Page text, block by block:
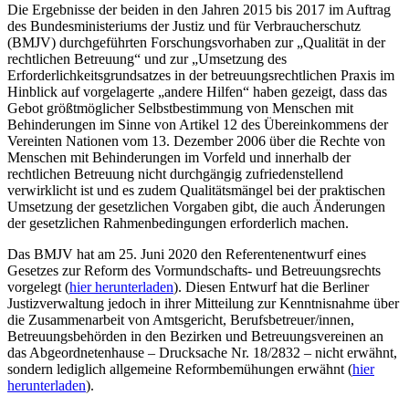
Die Ergebnisse der beiden in den Jahren 2015 bis 2017 im Auftrag
des Bundesministeriums der Justiz und für Verbraucherschutz
(BMJV) durchgeführten Forschungsvorhaben zur „Qualität in der
rechtlichen Betreuung“ und zur „Umsetzung des
Erforderlichkeitsgrundsatzes in der betreuungsrechtlichen Praxis im
Hinblick auf vorgelagerte „andere Hilfen“ haben gezeigt, dass das
Gebot größtmöglicher Selbstbestimmung von Menschen mit
Behinderungen im Sinne von Artikel 12 des Übereinkommens der
Vereinten Nationen vom 13. Dezember 2006 über die Rechte von
Menschen mit Behinderungen im Vorfeld und innerhalb der
rechtlichen Betreuung nicht durchgängig zufriedenstellend
verwirklicht ist und es zudem Qualitätsmängel bei der praktischen
Umsetzung der gesetzlichen Vorgaben gibt, die auch Änderungen
der gesetzlichen Rahmenbedingungen erforderlich machen.
Das BMJV hat am 25. Juni 2020 den Referentenentwurf eines
Gesetzes zur Reform des Vormundschafts- und Betreuungsrechts
vorgelegt (hier herunterladen). Diesen Entwurf hat die Berliner
Justizverwaltung jedoch in ihrer Mitteilung zur Kenntnisnahme über
die Zusammenarbeit von Amtsgericht, Berufsbetreuer/innen,
Betreuungsbehörden in den Bezirken und Betreuungsvereinen an
das Abgeordnetenhause – Drucksache Nr. 18/2832 – nicht erwähnt,
sondern lediglich allgemeine Reformbemühungen erwähnt (hier
herunterladen).